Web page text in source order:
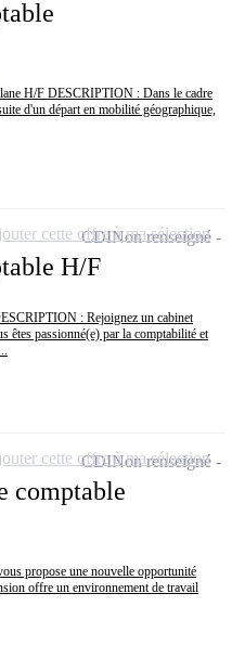
H/F DESCRIPTION : Dans le cadre
d'un départ en mobilité géographique,
H/F
: Rejoignez un cabinet
êtes passionné(e) par la comptabilité et
CDINon renseigné
cette offre à ma sélection
comptable
propose une nouvelle opportunité
offre un environnement de travail
CDINon renseigné
cette offre à ma sélection